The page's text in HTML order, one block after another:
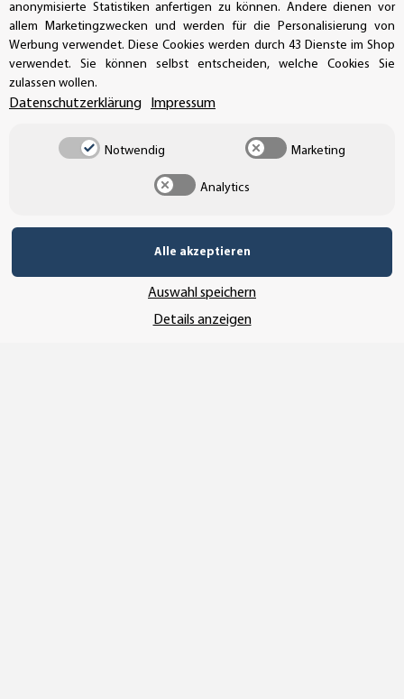
UNSER AFFILIATE-PROGRAMM
UNSERE ZAHLUNGSARTEN*
SSL-Verschlüsselung
UNSER VERSANDDIENSTLEISTER
anonymisierte Statistiken anfertigen zu können. Andere dienen vor
allem Marketingzwecken und werden für die Personalisierung von
Werbung verwendet. Diese Cookies werden durch 43 Dienste im Shop
verwendet. Sie können selbst entscheiden, welche Cookies Sie
zulassen wollen.
Datenschutzerklärung Impressum
Notwendig Marketing
Analytics
Alle akzeptieren
Auswahl speichern
Details anzeigen